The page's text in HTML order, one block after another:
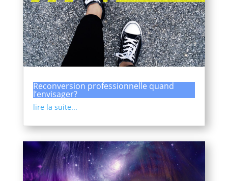
Reconversion professionnelle quand
l’envisager?
lire la suite...